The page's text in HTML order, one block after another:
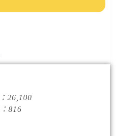
： 26,100
： 816